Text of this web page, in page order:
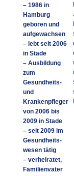
– 1986 in
Hamburg
geboren und
aufgewachsen
– lebt seit 2006
in Stade
– Ausbildung
zum
Gesundheits-
und
Krankenpfleger
von 2006 bis
2009 in Stade
– seit 2009 im
Gesundheits-
wesen tätig
– verheiratet,
Familienvater